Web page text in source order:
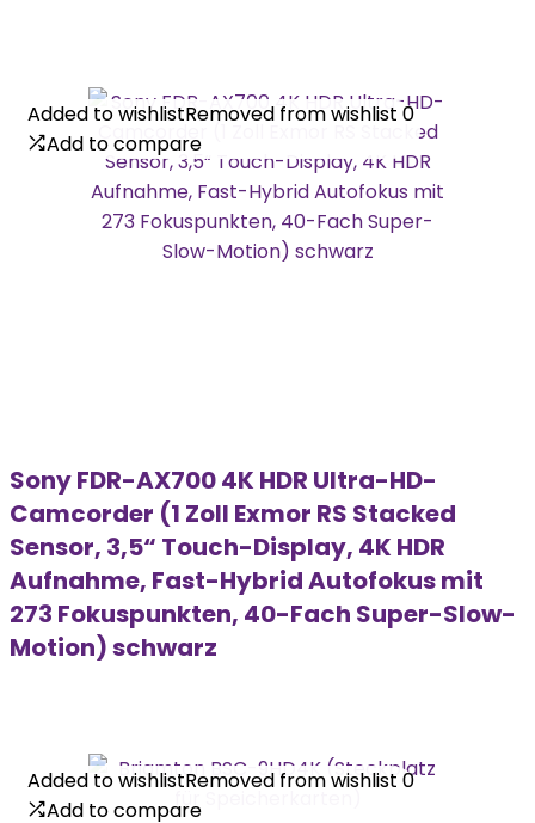
Added to wishlistRemoved from wishlist 0
Add to compare
Sony FDR-AX700 4K HDR Ultra-HD-
Camcorder (1 Zoll Exmor RS Stacked
Sensor, 3,5“ Touch-Display, 4K HDR
Aufnahme, Fast-Hybrid Autofokus mit
273 Fokuspunkten, 40-Fach Super-Slow-
Motion) schwarz
Added to wishlistRemoved from wishlist 0
Add to compare
Added to wishlistRemoved from wishlist 0
Add to compare
Added to wishlistRemoved from wishlist 0
Add to compare